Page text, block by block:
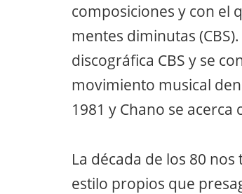
composiciones y con el
mentes diminutas
discográfica CBS y se
movimiento musical
1981 y Chano se acerca
La década de los 80
estilo propios que